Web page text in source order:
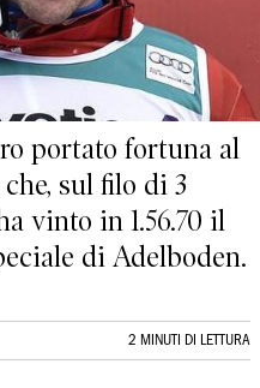
portato fortuna al
sul filo di 3
vinto in 1.56.70 il
di Adelboden.
2 MINUTI DI LETTURA